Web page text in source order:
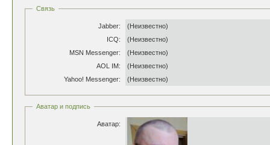
Связь
Jabber:
(Неизвестно)
ICQ:
(Неизвестно)
MSN Messenger:
(Неизвестно)
AOL IM:
(Неизвестно)
Yahoo! Messenger:
(Неизвестно)
Аватар и подпись
Аватар: